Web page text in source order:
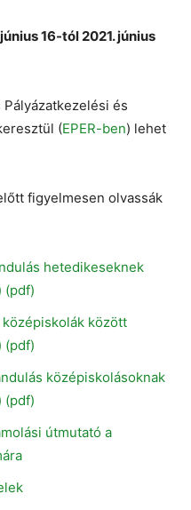
16-tól 2021. június
és
(EPER-ben) lehet
figyelmesen olvassák
hetedikeseknek
(pdf)
között
(pdf)
középiskolásoknak
(pdf)
útmutató a